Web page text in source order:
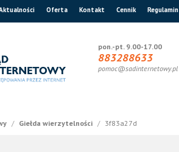
Oferta Kontakt Cennik Regulamin
pon.-pt. 9.00-17.00
883288633
pomoc@sadinternetowy.pl
/ Giełda wierzytelności / 3f83a27d